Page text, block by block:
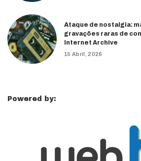
Ataque de nostalgia:
gravações raras de
Internet Archive
15 Abril, 2026
Powered by: